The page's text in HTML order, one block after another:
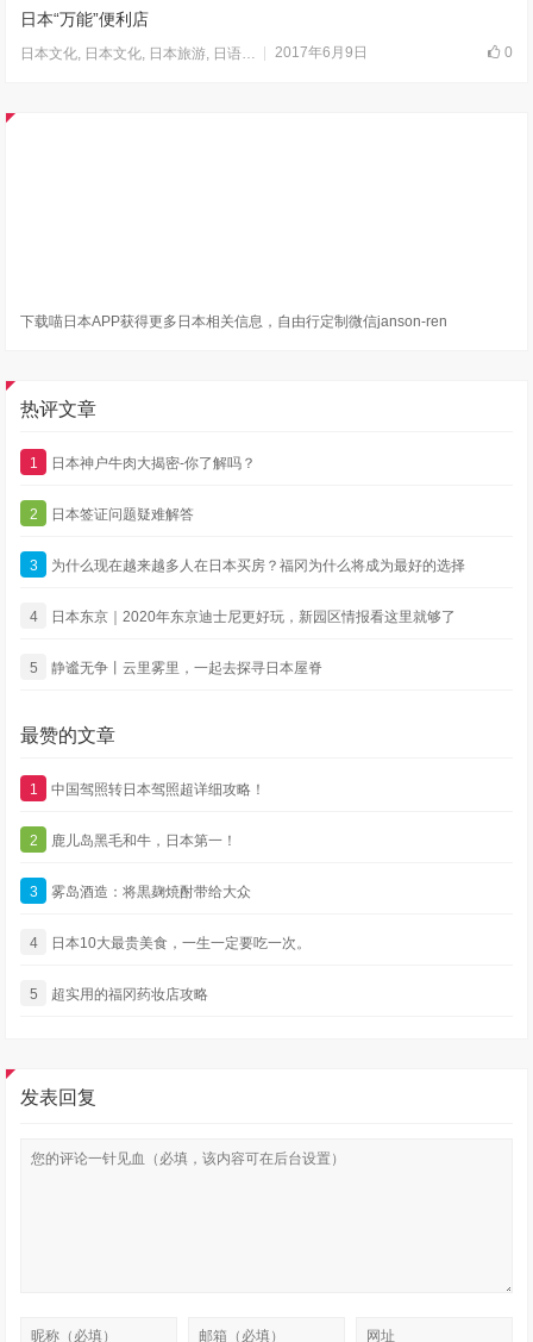
日本“万能”便利店
日本文化 日本文化 日本旅游 日语学习 ,未分类,走进日本
2017年6月9日 0
下载喵日本APP获得更多日本相关信息，自由行定制微信janson-ren
热评文章
1 日本神户牛肉大揭密-你了解吗？
2 日本签证问题疑难解答
3 为什么现在越来越多人在日本买房？福冈为什么将成为最好的选择
4 日本东京｜2020年东京迪士尼更好玩，新园区情报看这里就够了
5 静谧无争丨云里雾里，一起去探寻日本屋脊
最赞的文章
1 中国驾照转日本驾照超详细攻略！
2 鹿儿岛黑毛和牛，日本第一！
3 雾岛酒造：将黒麹焼酎带给大众
4 日本10大最贵美食，一生一定要吃一次。
5 超实用的福冈药妆店攻略
发表回复